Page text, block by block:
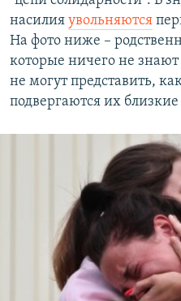
насилия увольняются
На фото ниже –
которые ничего не
не могут представить,
подвергаются их